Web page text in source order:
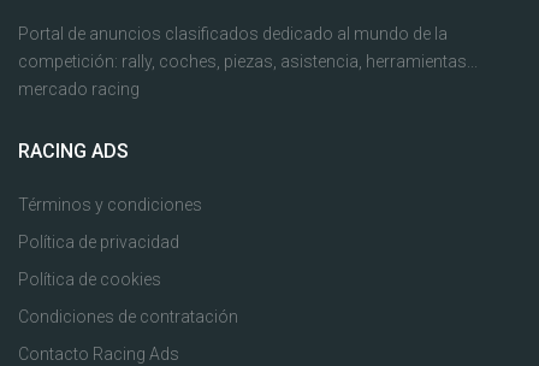
Portal de anuncios clasificados dedicado al mundo de la
competición: rally, coches, piezas, asistencia, herramientas...
mercado racing
RACING ADS
Términos y condiciones
Política de privacidad
Política de cookies
Condiciones de contratación
Contacto Racing Ads